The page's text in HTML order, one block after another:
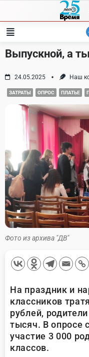
content
Выпускной, а
24.05.2025 Наш
ЗАТРАТЫ ОПРОС ПЛАТЬЕ
Фото из архива "ДВ"
На праздник и
классников
рублей,
тысяч. В опросе
участие 3 000
классов.